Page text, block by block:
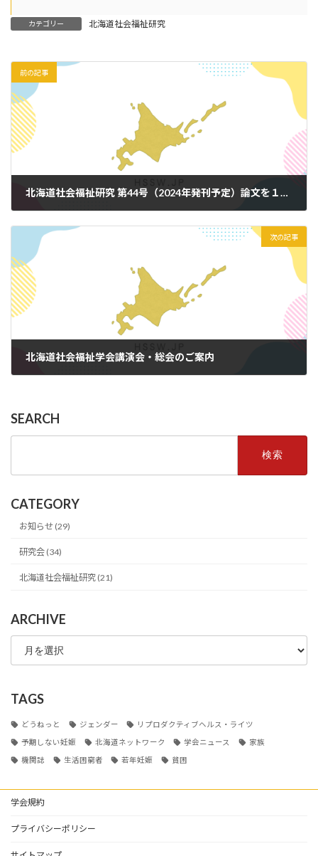
カテゴリー 北海道社会福祉研究
前の記事
北海道社会福祉研究 第44号（2024年発刊予定）論文を１編アップいたしました
次の記事
北海道社会福祉学会講演会・総会のご案内
SEARCH
CATEGORY
お知らせ (29)
研究会 (34)
北海道社会福祉研究 (21)
ARCHIVE
ARCHIVE
TAGS
どうねっと ジェンダー リプロダクティブヘルス・ライツ
予期しない妊娠 北海道ネットワーク 学会ニュース 家族
機関誌 生活困窮者 若年妊娠 貧困
学会規約
プライバシーポリシー